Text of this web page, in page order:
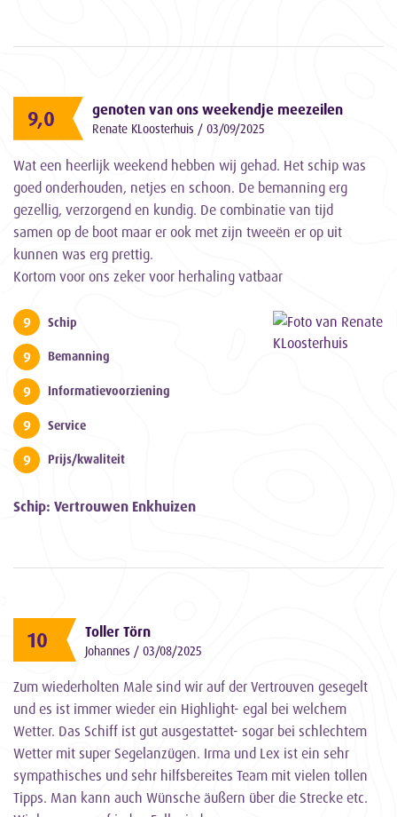
9,0 genoten van ons weekendje meezeilen
Renate KLoosterhuis / 03/09/2025
Wat een heerlijk weekend hebben wij gehad. Het schip was
goed onderhouden, netjes en schoon. De bemanning erg
gezellig, verzorgend en kundig. De combinatie van tijd
samen op de boot maar er ook met zijn tweeën er op uit
kunnen was erg prettig.
Kortom voor ons zeker voor herhaling vatbaar
9 Schip
9 Bemanning
9 Informatievoorziening
9 Service
9 Prijs/kwaliteit
Schip: Vertrouwen Enkhuizen
10 Toller Törn
Johannes / 03/08/2025
Zum wiederholten Male sind wir auf der Vertrouven gesegelt
und es ist immer wieder ein Highlight- egal bei welchem
Wetter. Das Schiff ist gut ausgestattet- sogar bei schlechtem
Wetter mit super Segelanzügen. Irma und Lex ist ein sehr
sympathisches und sehr hilfsbereites Team mit vielen tollen
Tipps. Man kann auch Wünsche äußern über die Strecke etc.